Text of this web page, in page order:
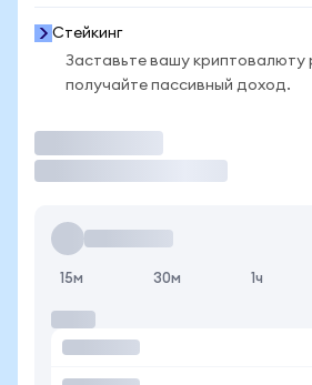
Стейкинг
Заставьте вашу криптовалюту
получайте пассивный доход.
15м 30м 1ч